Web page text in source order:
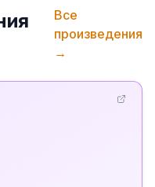
Все
произведения
→